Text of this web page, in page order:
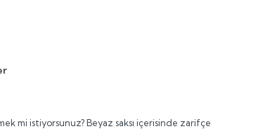
mi istiyorsunuz? Beyaz saksı içerisinde zarifçe